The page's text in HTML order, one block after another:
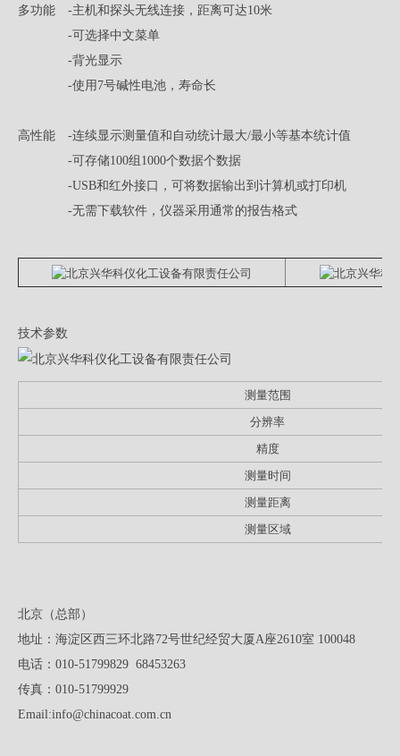
多功能 -主机和探头无线连接，距离可达10米
-可选择中文菜单
-背光显示
-使用7号碱性电池，寿命长
高性能 -连续显示测量值和自动统计最大/最小等基本统计值
-可存储100组1000个数据个数据
-USB和红外接口，可将数据输出到计算机或打印机
-无需下载软件，仪器采用通常的报告格式
技术参数
测量范围
分辨率
精度
测量时间
测量距离
测量区域
北京（总部）
地址：海淀区西三环北路72号世纪经贸大厦A座2610室 100048
电话：010-51799829 68453263
传真：010-51799929
Email:info@chinacoat.com.cn